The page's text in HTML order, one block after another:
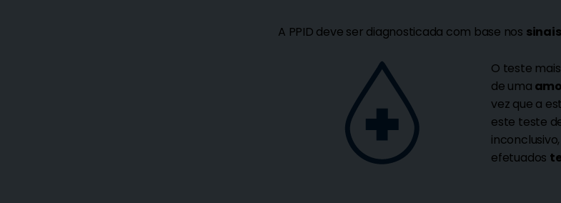
A PPID deve ser diagnosticada com base nos
O teste
de uma
vez que a
este teste
inconclusivo,
efetuados